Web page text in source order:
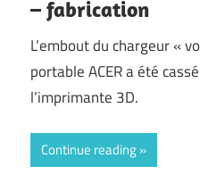
– fabrication
L’embout du chargeur «
portable ACER a été
l’imprimante 3D.
Continue reading